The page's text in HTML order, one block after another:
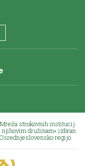
strokovnih institucij
njihovim družinam« izbran
regijo.